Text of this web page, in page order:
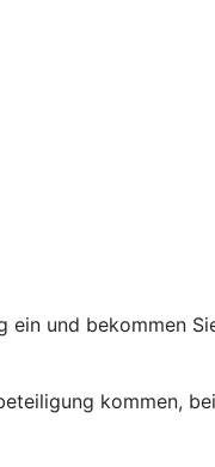
ein und bekommen
kommen,